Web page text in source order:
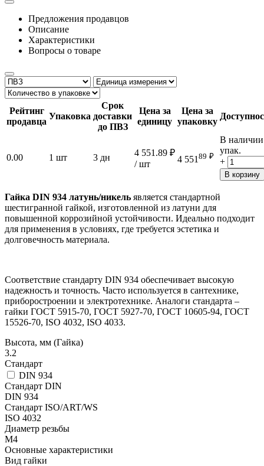
Предложения продавцов
Описание
Характеристики
Вопросы о товаре
Рейтинг
продавца
Упаковка
Срок
доставки
до ПВЗ
Цена за
единицу
Цена за
упаковку
0.00 1 шт 3 дн 4 551.89 ₽
/ шт
4 551 89 ₽
В
упак.
+
В корзину
Гайка DIN 934 латунь/никель является стандартной
шестигранной гайкой, изготовленной из латуни для
повышенной коррозийной устойчивости. Идеально подходит
для применения в условиях, где требуется эстетика и
долговечность материала.
Соответствие стандарту DIN 934 обеспечивает высокую
надежность и точность. Часто используется в сантехнике,
приборостроении и электротехнике. Аналоги стандарта –
гайки ГОСТ 5915-70, ГОСТ 5927-70, ГОСТ 10605-94, ГОСТ
15526-70, ISO 4032, ISO 4033.
Высота, мм (Гайка)
3.2
Стандарт
DIN 934
Стандарт DIN
DIN 934
Стандарт ISO/ART/WS
ISO 4032
Диаметр резьбы
М4
Основные характеристики
Вид гайки